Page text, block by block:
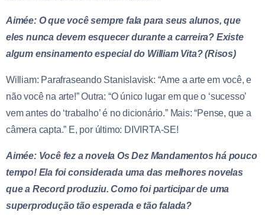
Aimée: O que você sempre fala para seus alunos, que
eles nunca devem esquecer durante a carreira? Existe
algum ensinamento especial do William Vita? (Risos)
William: Parafraseando Stanislavisk: “Ame a arte em você, e
não você na arte!” Outra: “O único lugar em que o ‘sucesso’
vem antes do ‘trabalho’ é no dicionário.” Mais: “Pense, que a
câmera capta.” E, por último: DIVIRTA-SE!
Aimée: Você fez a novela Os Dez Mandamentos há pouco
tempo! Ela foi considerada uma das melhores novelas
que a Record produziu. Como foi participar de uma
superprodução tão esperada e tão falada?